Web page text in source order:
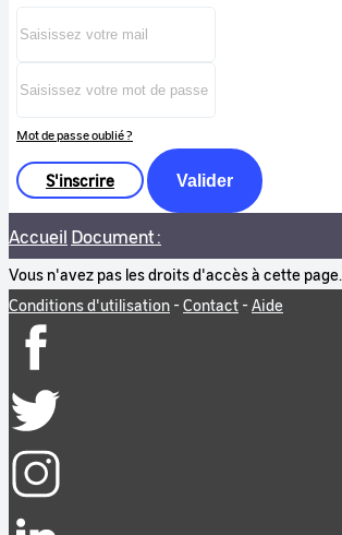
Mot de passe oublié ?
S'inscrire Valider
Accueil Document :
Vous n'avez pas les droits d'accès à cette page.
Conditions d'utilisation - Contact - Aide